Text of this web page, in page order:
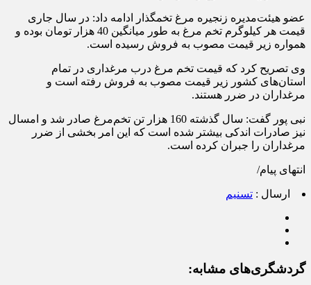
عضو هیئت‌مدیره زنجیره مرغ تخمگذار ادامه داد: در سال جاری
قیمت هر کیلوگرم تخم مرغ به طور میانگین 40 هزار تومان بوده و
همواره زیر قیمت مصوب به فروش رسیده است.
وی تصریح کرد که قیمت تخم مرغ درب مرغداری در تمام
استان‌های کشور زیر قیمت مصوب به فروش رفته است و
مرغداران در ضرر هستند.
نبی پور گفت: سال گذشته 160 هزار تن تخم‌مرغ صادر شد و امسال
نیز صادرات اندکی بیشتر شده است که این امر بخشی از ضرر
مرغداران را جبران کرده است.
انتهای پیام/
ارسال : تسنیم
گردشگری‌های مشابه: